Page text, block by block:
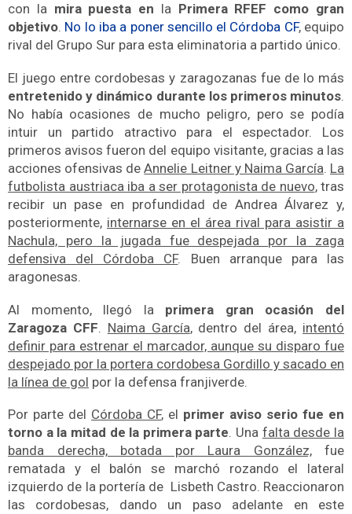
con la mira puesta en la Primera RFEF como gran
objetivo. No lo iba a poner sencillo el Córdoba CF, equipo
rival del Grupo Sur para esta eliminatoria a partido único.
El juego entre cordobesas y zaragozanas fue de lo más
entretenido y dinámico durante los primeros minutos.
No había ocasiones de mucho peligro, pero se podía
intuir un partido atractivo para el espectador. Los
primeros avisos fueron del equipo visitante, gracias a las
acciones ofensivas deAnnelie Leitner y Naima García. La
futbolista austriaca iba a ser protagonista de nuevo, tras
recibir un pase en profundidad de Andrea Álvarez y,
posteriormente, internarse en el área rival para asistir a
Nachula, pero la jugada fue despejada por la zaga
defensiva del Córdoba CF. Buen arranque para las
aragonesas.
Al momento, llegó la primera gran ocasión del
Zaragoza CFF. Naima García, dentro del área, intentó
definir para estrenar el marcador, aunque su disparo fue
despejado por la portera cordobesa Gordillo y sacado en
la línea de gol por la defensa franjiverde.
Por parte del Córdoba CF, el primer aviso serio fue en
torno a la mitad de la primera parte. Una falta desde la
banda derecha, botada por Laura González,fue
rematada y el balón se marchó rozando el lateral
izquierdo de la portería de Lisbeth Castro. Reaccionaron
las cordobesas, dando un paso adelante en este